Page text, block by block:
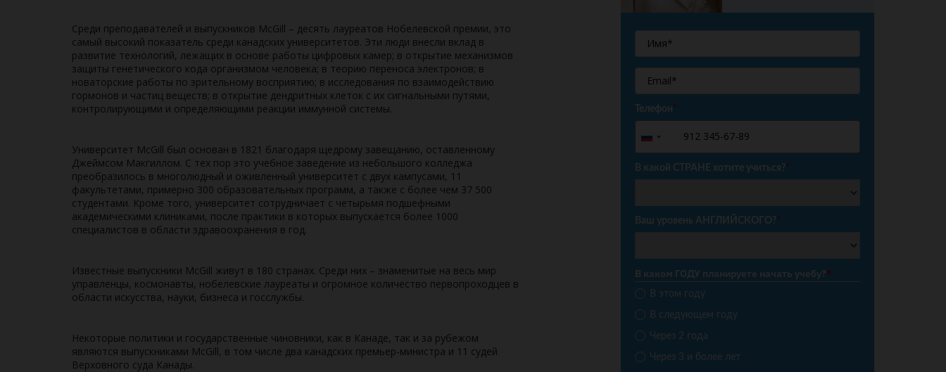
Среди преподавателей и выпускников McGill – десять лауреатов Нобелевской премии, это
самый высокий показатель среди канадских университетов. Эти люди внесли вклад в
развитие технологий, лежащих в основе работы цифровых камер; в открытие механизмов
защиты генетического кода организмом человека; в теорию переноса электронов; в
новаторские работы по зрительному восприятию; в исследования по взаимодействию
гормонов и частиц веществ; в открытие дендритных клеток с их сигнальными путями,
контролирующими и определяющими реакции иммунной системы.
Университет McGill был основан в 1821 благодаря щедрому завещанию, оставленному
Джеймсом Макгиллом. С тех пор это учебное заведение из небольшого колледжа
преобразилось в многолюдный и оживленный университет с двух кампусами, 11
факультетами, примерно 300 образовательных программ, а также с более чем 37 500
студентами. Кроме того, университет сотрудничает с четырьмя подшефными
академическими клиниками, после практики в которых выпускается более 1000
специалистов в области здравоохранения в год.
Известные выпускники McGill живут в 180 странах. Среди них – знаменитые на весь мир
управленцы, космонавты, нобелевские лауреаты и огромное количество первопроходцев в
области искусства, науки, бизнеса и госслужбы.
Некоторые политики и государственные чиновники, как в Канаде, так и за рубежом
являются выпускниками McGill, в том числе два канадских премьер-министра и 11 судей
Верховного суда Канады.
Телефон*
Russia
+7
В какой СТРАНЕ хотите учиться?*
Ваш уровень АНГЛИЙСКОГО?*
В каком ГОДУ планируете начать учебу?*
В этом году
В следующем году
Через 2 года
Через 3 и более лет